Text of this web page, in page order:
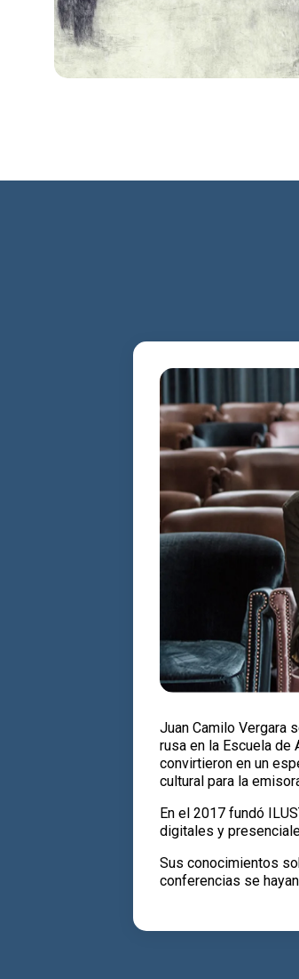
Juan Camilo Vergara
rusa en la Escuela
convirtieron en un
cultural para la
En el 2017 fundó
digitales y
Sus conocimientos
conferencias se